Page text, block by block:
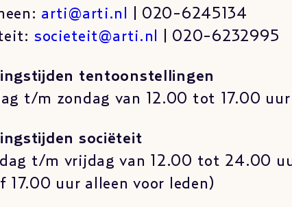
arti@arti.nl
| 020-6245134
societeit@arti.nl | 020-6232995
tentoonstellingen
t/m zondag van 12.00 tot 17.00 uur
sociëteit
t/m vrijdag van 12.00 tot 24.00
17.00 uur alleen voor leden)